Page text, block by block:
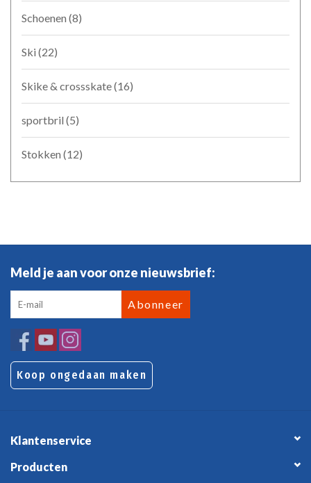
Schoenen (8)
Ski (22)
Skike & crossskate(16)
sportbril (5)
Stokken (12)
Meld je aan voor onze nieuwsbrief:
Abonneer
Koop ongedaan maken
Klantenservice
Producten